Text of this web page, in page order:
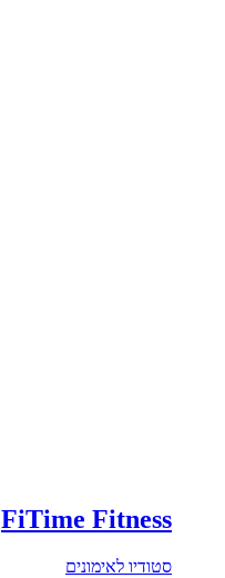
FiTime Fitness
סטודיו לאימונים